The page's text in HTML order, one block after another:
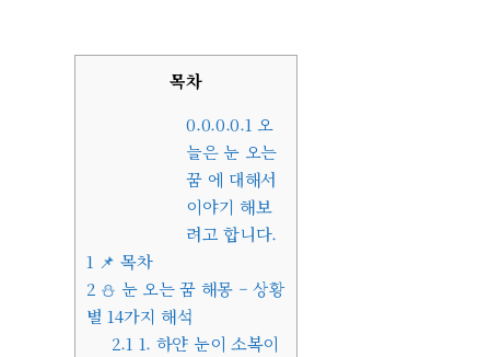
목차
0.0.0.0.1 오
늘은 눈 오는
꿈 에 대해서
이야기 해보
려고 합니다.
1 📌 목차
2 ⛄ 눈 오는 꿈 해몽 – 상황
별 14가지 해석
2.1 1. 하얀 눈이 소복이